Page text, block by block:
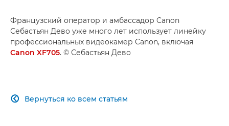
Французский оператор и амбассадор Canon
Себастьян Дево уже много лет использует линейку
профессиональных видеокамер Canon, включая
Canon XF705. © Себастьян Дево
Вернуться ко всем статьям
